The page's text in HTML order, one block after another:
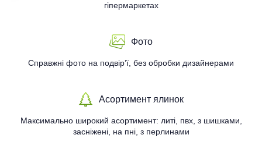
гіпермаркетах
Фото
Справжні фото на подвір’ї, без обробки дизайнерами
Асортимент ялинок
Максимально широкий асортимент: литі, пвх, з шишками,
засніжені, на пні, з перлинами